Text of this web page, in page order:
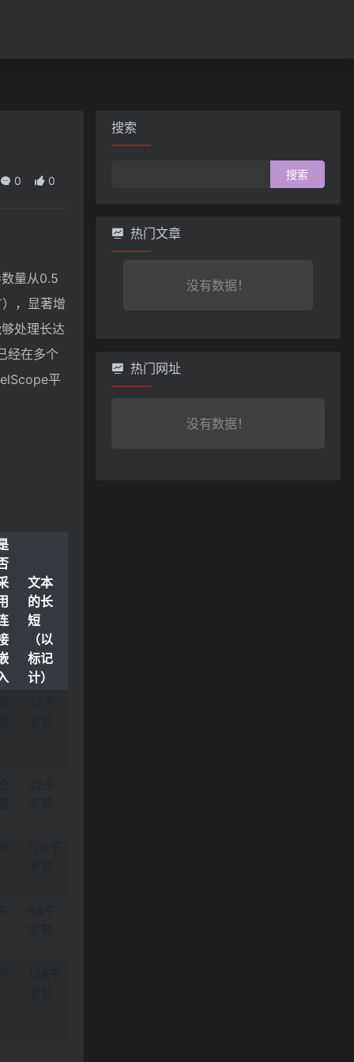
0 0
量从0.5
，显著增
处理长达
经在多个
平
文本
的长
短
（以
标记
计）
搜索
热门文章
没有数据！
热门网址
没有数据！